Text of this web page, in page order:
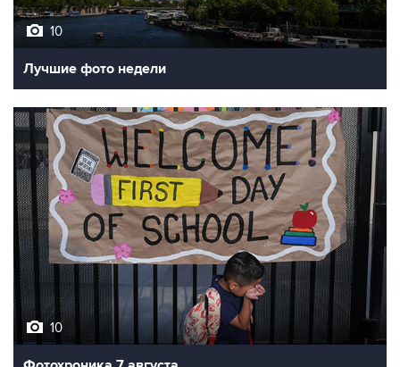
10
Лучшие фото недели
10